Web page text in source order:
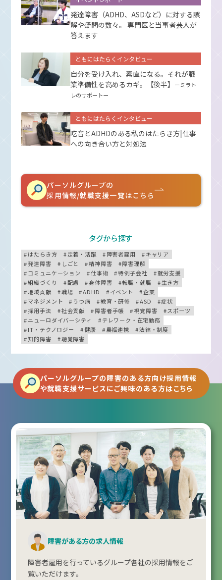
発達障害（ADHD、ASDなど）に対する誤
解や疑問の数々。 専門医と当事者芸人が
答えます
ともにはたらくインタビュー
自分を受け入れ、素直になる。それが職
業準備性を高めるカギ。【後半】
ーミラト
レのサポートー
ともにはたらくインタビュー
吃音とADHDのある私のはたらき方|仕事
への向き合い方と対処法
パーソルグループの
採用情報/就職支援一覧はこちら
タグから探す
はたらき方 定着・活躍 障害者雇用
キャリア
発達障害
しごと 精神障害
障害理解
コミュニケーション
仕事術 特例子会社
就労支援
組織づくり
配慮 身体障害 転職・就職
生き方
地域貢献
職場 ADHD イベント
企業
マネジメント
うつ病 教育・研修 ASD
症状
採用手法
社会貢献 障害者手帳 視覚障害
スポーツ
ニューロダイバーシティ
テレワーク・在宅勤務
IT・テクノロジー
健康 農福連携
法律・制度
知的障害
聴覚障害
パーソルグループの障害のある方向け採用情報
や就職支援サービスにご興味のある方はこちら
障害がある方の求人情報
障害者雇用を行っているグループ各社の採用情報をご
覧いただけます。